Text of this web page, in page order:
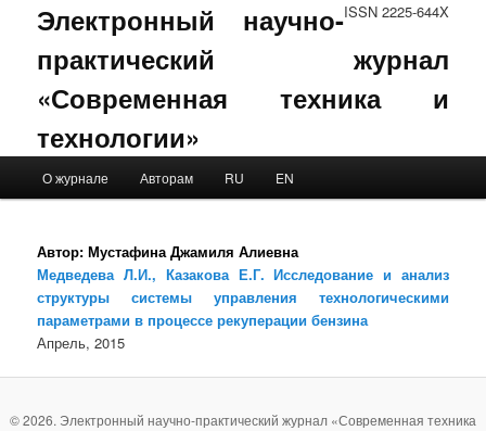
ISSN 2225-644X
Электронный научно-
практический журнал
«Современная техника и
технологии»
Skip to primary content
Skip to secondary content
О журнале Авторам RU EN
Автор: Мустафина Джамиля Алиевна
Медведева Л.И., Казакова Е.Г. Исследование и анализ
структуры системы управления технологическими
параметрами в процессе рекуперации бензина
Апрель, 2015
© 2026. Электронный научно-практический журнал «Современная техника